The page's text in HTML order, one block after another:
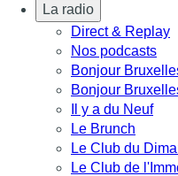
La radio
Direct & Replay
Nos podcasts
Bonjour
Bonjour
Il y a du Neuf
Le Brunch
Le Club du
Le Club de